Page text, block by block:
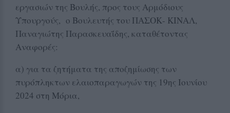
εργασιών της Βουλής, προς τους Αρμόδιους
Υπουργούς, ο Βουλευτής του ΠΑΣΟΚ- ΚΙΝΑΛ,
Παναγιώτης Παρασκευαΐδης, καταθέτοντας
Αναφορές:
α) για τα ζητήματα της αποζημίωσης των
πυρόπληκτων ελαιοπαραγωγών της 19ης Ιουνίου
2024 στη Μόρια,